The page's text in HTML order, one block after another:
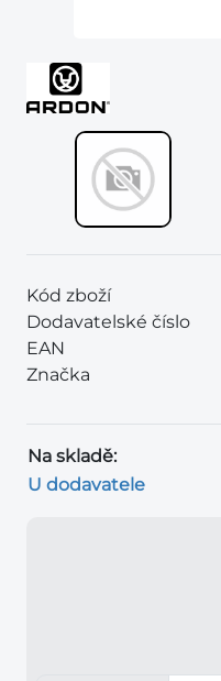
Kód zboží
Dodavatelské číslo
EAN
Značka
Na skladě:
U dodavatele